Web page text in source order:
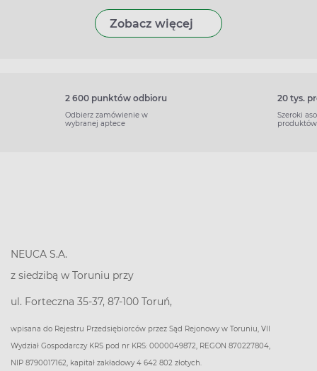
Zobacz więcej
2 600 punktów odbioru
Odbierz zamówienie w
wybranej aptece
20 tys.
Szeroki
produktów
NEUCA S.A.
z siedzibą w Toruniu przy
ul. Forteczna 35-37, 87-100 Toruń,
wpisana do Rejestru Przedsiębiorców przez Sąd Rejonowy w Toruniu, VII
Wydział Gospodarczy KRS pod nr KRS: 0000049872, REGON 870227804,
NIP 8790017162, kapitał zakładowy 4 642 802 złotych.